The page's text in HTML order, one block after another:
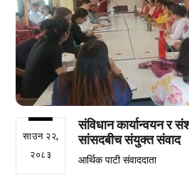
साउन २२,
२०८३
संविधान कार्यान्वयन र
सांसदबीच संयुक्त संवाद
आर्थिक पाटी संवाददाता